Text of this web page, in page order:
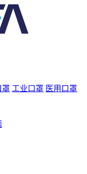
罩 工业口罩 医用口罩